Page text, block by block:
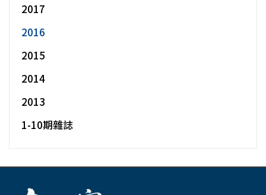
2017
2016
2015
2014
2013
1-10期雜誌